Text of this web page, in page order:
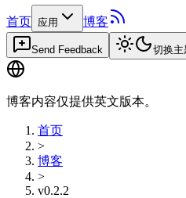
首页 应用 博客
Send Feedback 切换主
博客内容仅提供英文版本。
首页
>
博客
>
v0.2.2